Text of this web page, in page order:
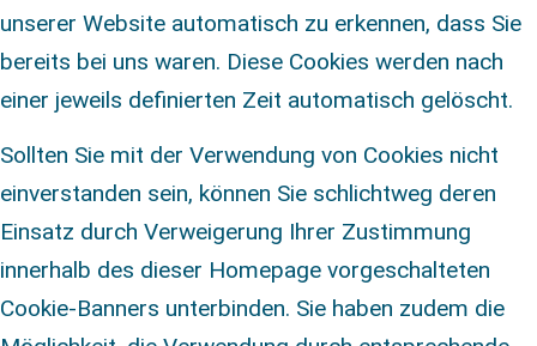
unserer Website automatisch zu erkennen, dass Sie
bereits bei uns waren. Diese Cookies werden nach
einer jeweils definierten Zeit automatisch gelöscht.
Sollten Sie mit der Verwendung von Cookies nicht
einverstanden sein, können Sie schlichtweg deren
Einsatz durch Verweigerung Ihrer Zustimmung
innerhalb des dieser Homepage vorgeschalteten
Cookie-Banners unterbinden. Sie haben zudem die